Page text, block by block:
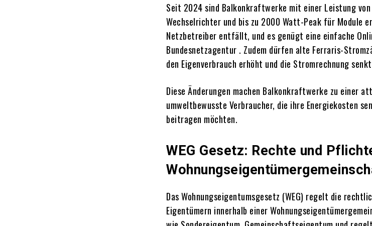
Seit 2024 sind Balkonkraftwerke mit einer Leistung
Wechselrichter und bis zu 2000 Watt-Peak für Module
Netzbetreiber entfällt, und es genügt eine einfache
Bundesnetzagentur . Zudem dürfen alte Ferraris-
den Eigenverbrauch erhöht und die Stromrechnung
Diese Änderungen machen Balkonkraftwerke zu einer
umweltbewusste Verbraucher, die ihre Energiekosten
beitragen möchten.
WEG Gesetz: Rechte und
Das Wohnungseigentumsgesetz (WEG) regelt die
Eigentümern innerhalb einer